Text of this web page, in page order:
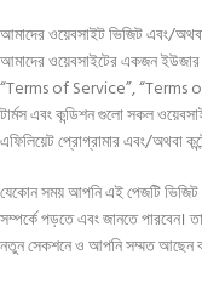
আমাদের ওয়েবসাইট ভিজিট এবং/
আমাদের ওয়েবসাইটের একজন ইউজার
“Terms of Service”, “Terms of
টার্মস এবং কন্ডিশন গুলো সকল
এফিলিয়েট প্রোগ্রামার এবং/অথবা
যেকোন সময় আপনি এই পেজটি ভিজিট
সম্পর্কে পড়তে এবং জানতে পারবেন।
নতুন সেকশনে ও আপনি সম্মত আছেন